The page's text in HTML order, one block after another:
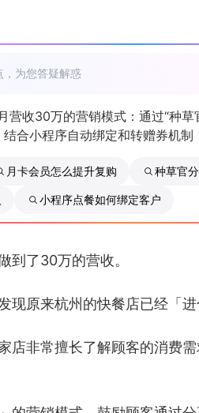
，为您答疑解惑
营收30万的营销模式：通过“种
合小程序自动绑定和转赠券机制
月卡会员怎么提升复购 种草官
小程序点餐如何绑定客户
到了30万的营收。
现原来杭州的快餐店已经「进
店非常擅长了解顾客的消费